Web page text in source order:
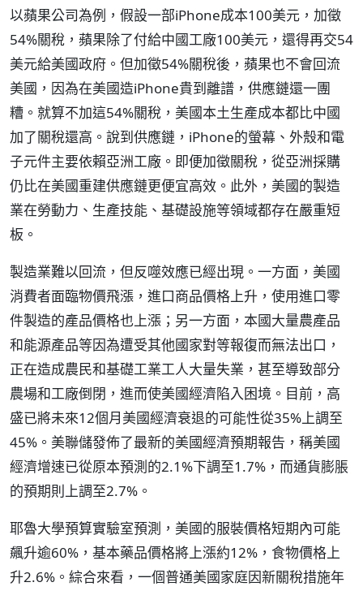
以蘋果公司為例，假設一部iPhone成本100美元，加徵
54%關稅，蘋果除了付給中國工廠100美元，還得再交54
美元給美國政府。但加徵54%關稅後，蘋果也不會回流
美國，因為在美國造iPhone貴到離譜，供應鏈還一團
糟。就算不加這54%關稅，美國本土生產成本都比中國
加了關稅還高。說到供應鏈，iPhone的螢幕、外殼和電
子元件主要依賴亞洲工廠。即便加徵關稅，從亞洲採購
仍比在美國重建供應鏈更便宜高效。此外，美國的製造
業在勞動力、生產技能、基礎設施等領域都存在嚴重短
板。
製造業難以回流，但反噬效應已經出現。一方面，美國
消費者面臨物價飛漲，進口商品價格上升，使用進口零
件製造的產品價格也上漲；另一方面，本國大量農產品
和能源產品等因為遭受其他國家對等報復而無法出口，
正在造成農民和基礎工業工人大量失業，甚至導致部分
農場和工廠倒閉，進而使美國經濟陷入困境。目前，高
盛已將未來12個月美國經濟衰退的可能性從35%上調至
45%。美聯儲發佈了最新的美國經濟預期報告，稱美國
經濟增速已從原本預測的2.1%下調至1.7%，而通貨膨脹
的預期則上調至2.7%。
耶魯大學預算實驗室預測，美國的服裝價格短期內可能
飆升逾60%，基本藥品價格將上漲約12%，食物價格上
升2.6%。綜合來看，一個普通美國家庭因新關稅措施年